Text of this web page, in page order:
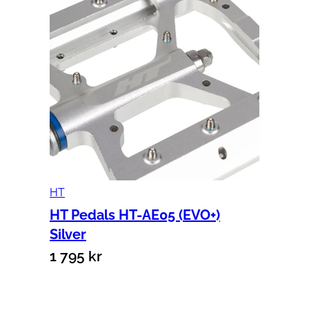
HT
HT Pedals HT-AE05 (EVO+)
Silver
1 795 kr